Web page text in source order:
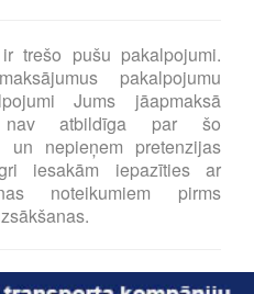
trešo pušu pakalpojumi.
pakalpojumu
Jums jāapmaksā
nav atbildīga par šo
un nepieņem pretenzijas
iesakām iepazīties ar
noteikumiem pirms